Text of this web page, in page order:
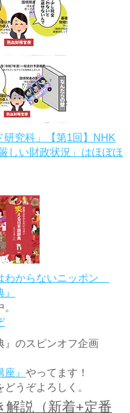
研究科」【第1回】NHK
しい財政状況」はほぼほ
わからないニッポン
』のスピンオフ企画
』 やってます！
うぞよろしく。
解説（新着+定番